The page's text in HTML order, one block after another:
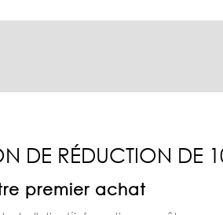
DE RÉDUCTION DE
premier achat